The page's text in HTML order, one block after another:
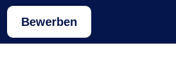
Bewerben